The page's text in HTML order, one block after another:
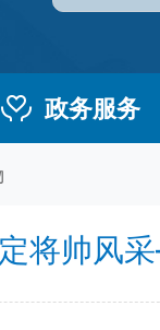
政务服务
将帅风